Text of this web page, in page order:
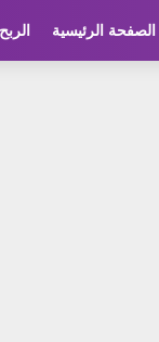
الصفحة الرئيسية